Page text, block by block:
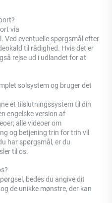
via
Ved eventuelle spørgsmål efter
til rådighed. Hvis det er
rejse ud i udlandet for at
solsystem og bruger det
et tilslutningssystem til din
engelske version af
alle videoer om
og betjening trin for trin vil
har spørgsmål, er du
til os.
bedes du angive dit
de unikke mønstre, der kan